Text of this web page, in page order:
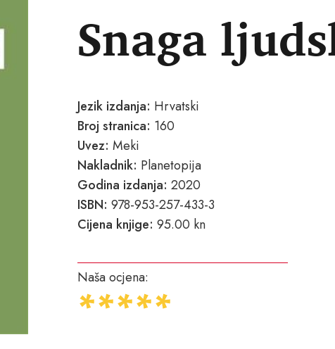
Snaga
Jezik izdanja: Hrvatski
Broj stranica: 160
Uvez: Meki
Nakladnik: Planetopija
Godina izdanja: 2020
ISBN: 978-953-257-433-3
Cijena knjige: 95.00 kn
Naša ocjena: